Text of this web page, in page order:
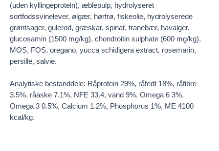
(uden kyllingeprotein), æblepulp, hydrolyseret
sortfodssvinelever, ølgær, hørfrø, fiskeolie, hydrolyserede
grøntsager, gulerod, græskar, spinat, tranebær, havalger,
glucosamin (1500 mg/kg), chondroitin sulphate (600 mg/kg),
MOS, FOS, oregano, yucca schidigera extract, rosemarin,
persille, salvie.
Analytiske bestanddele: Råprotein 29%, råfedt 18%, råfibre
3.5%, råaske 7.1%, NFE 33.4, vand 9%, Omega 6 3%,
Omega 3 0.5%, Calcium 1.2%, Phosphorus 1%, ME 4100
kcal/kg.